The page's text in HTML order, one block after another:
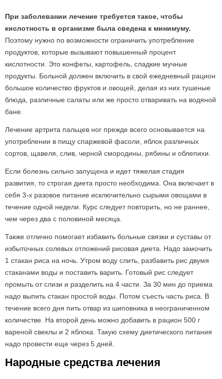
При заболевании лечение требуется такое, чтобы
кислотность в организме была сведена к минимуму.
Поэтому нужно по возможности ограничить употребление
продуктов, которые вызывают повышенный процент
кислотности. Это конфеты, картофель, сладкие мучные
продукты. Больной должен включить в свой ежедневный рацион
большое количество фруктов и овощей, делая из них тушеные
блюда, различные салаты или же просто отваривать на водяной
бане.
Лечение артрита пальцев ног прежде всего основывается на
употреблении в пищу спаржевой фасоли, яблок различных
сортов, щавеля, слив, черной смородины, рябины и облепихи.
Если болезнь сильно запущена и идет тяжелая стадия
развития, то строгая диета просто необходима. Она включает в
себя 3-х разовое питание исключительно сырыми овощами в
течение одной недели. Курс следует повторить, но не раннее,
чем через два с половиной месяца.
Также отлично помогает избавить больные связки и суставы от
избыточных солевых отложений рисовая диета. Надо замочить
1 стакан риса на ночь. Утром воду слить, разбавить рис двумя
стаканами воды и поставить варить. Готовый рис следует
промыть от слизи и разделить на 4 части. За 30 мин до приема
надо выпить стакан простой воды. Потом съесть часть риса. В
течение всего дня пить отвар из шиповника в неограниченном
количестве. На второй день можно добавить в рацион 500 г
вареной свеклы и 2 яблока. Такую схему диетического питания
надо провести еще через 5 дней.
Народные средства лечения